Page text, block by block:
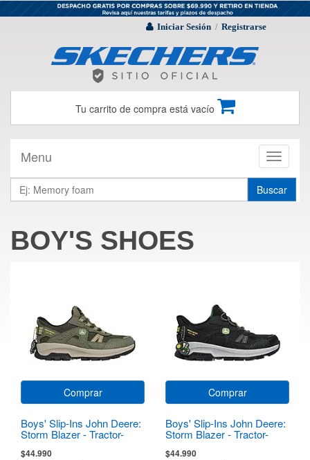
Iniciar Sesión / Registrarse
Tu carrito de compra está vacío
Toggle
Menu
Buscar
BOY'S SHOES
Comprar
Boys' Slip-Ins John Deere:
Storm Blazer - Tractor-
$44.990
Comprar
Boys' Slip-Ins John Deere:
Storm Blazer - Tractor-
$44.990